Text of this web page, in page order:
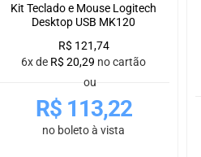
Kit Teclado e Mouse Logitech
Desktop USB MK120
R$ 121,74
6x de R$ 20,29 no cartão
ou
R$113,22
no boleto à vista